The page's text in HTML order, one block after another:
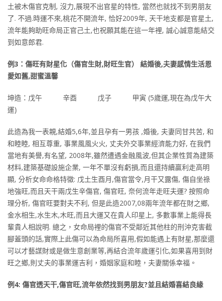
土被木傷官克制, 沒力,展現不出官星的特性, 當然也就找不到男朋友
了. 不過.時運不來,桃花不開流年, 恰好2009年, 天干地支都是官星土,
流年能夠助旺命局正官己土,也祝願其能在這一年裡, 誠心誠意能結交
到如意郎君.
例3：傷旺有財星化（傷官生財,財旺生官） 結婚後,夫妻感情生活恩
愛如舊,甜蜜溫馨
坤造：戊午 辛酉 戊子 甲寅 (5歲運,現在為戊午大
運)
此造為我一表親,結婚5,6年,並且孕有一男孩 ,婚後, 夫妻同甘共苦, 和
和睦睦, 相互尊重, 事業風風火火, 丈夫外交事業經濟能力好, 在我們
當地有美譽,有名望, 2008年,雖然遭遇金融風波,但其企業性質為建築
材料,建築基礎設施企業, 一年不單沒有虧損,而且還持續贏利走高明
顯, 分析女命命格特徵: 戊土生酉月,傷官當令,月干又露傷, 傷自坐祿
地強旺,而且天干兩戊生辛傷官, 傷官旺, 奈何流年走旺夫運? 按照命
理分析, 傷官旺要對夫不利, 但是此造2007,08兩年流年都在財之鄉,
金水相生,水生木,木旺,而且大運又在貴人印星上, 多數事業上能得長
輩貴人相說明. 總之，女命局裡的傷官不受鄰近其他柱的刑沖克害截
腳蓋頭的話,實際上此傷可以為命局所喜用,假如能遇上有財星,那麼還
可以才藝謀財或是做生意創業等,再結合流年歲運引化,如果喜用到財
旺之鄉,則丈夫的事業運吉利，婚姻家庭和睦，夫妻關係幸福。
例4: 傷官透天干,傷官旺,流年依然找到男朋友?並且結婚喜結良緣